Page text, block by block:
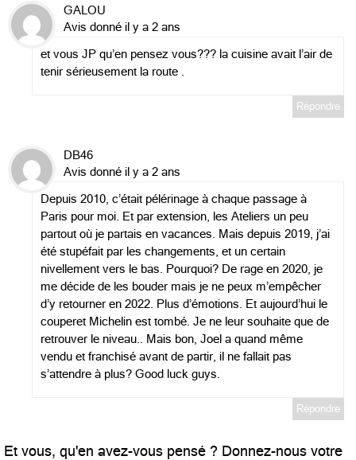
GALOU
Avis donné il y a 2 ans
et vous JP qu’en pensez vous??? la cuisine avait l’air de
tenir sérieusement la route .
Répondre
DB46
Avis donné il y a 2 ans
Depuis 2010, c’était pélérinage à chaque passage à
Paris pour moi. Et par extension, les Ateliers un peu
partout où je partais en vacances. Mais depuis 2019, j’ai
été stupéfait par les changements, et un certain
nivellement vers le bas. Pourquoi? De rage en 2020, je
me décide de les bouder mais je ne peux m’empêcher
d’y retourner en 2022. Plus d’émotions. Et aujourd’hui le
couperet Michelin est tombé. Je ne leur souhaite que de
retrouver le niveau.. Mais bon, Joel a quand même
vendu et franchisé avant de partir, il ne fallait pas
s’attendre à plus? Good luck guys.
Répondre
Et vous, qu'en avez-vous pensé ? Donnez-nous votre